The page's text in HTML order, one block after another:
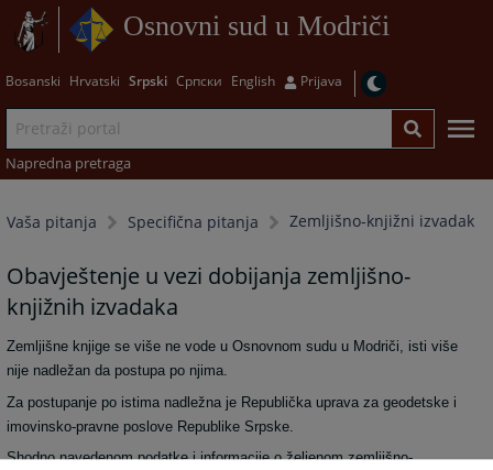
Osnovni sud u Modriči
Bosanski Hrvatski Srpski Српски English Prijava
Napredna pretraga
Vaša pitanja Specifična pitanja Zemljišno-knjižni izvadak
Obavještenje u vezi dobijanja zemljišno-
knjižnih izvadaka
Zemljišne knjige se više ne vode u Osnovnom sudu u Modriči, isti više
nije nadležan da postupa po njima.
Za postupanje po istima nadležna je Republička uprava za geodetske i
imovinsko-pravne poslove Republike Srpske.
Shodno navedenom podatke i informacije o željenom zemljišno-